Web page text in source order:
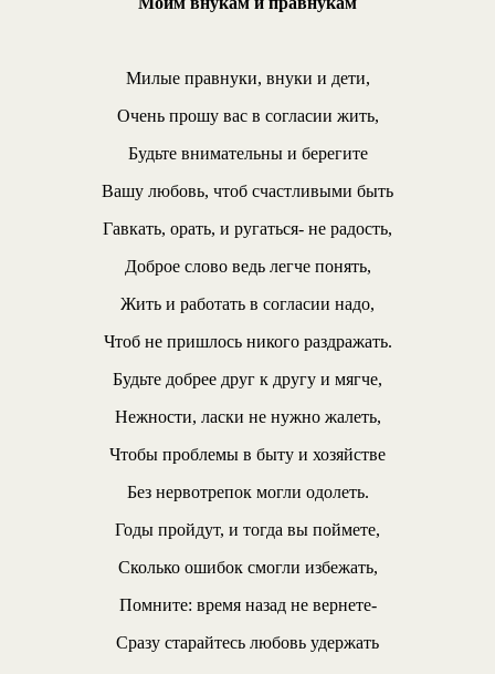
Милые правнуки, внуки и дети,
Очень прошу вас в согласии жить,
Будьте внимательны и берегите
Вашу любовь, чтоб счастливыми быть
Гавкать, орать, и ругаться- не радость,
Доброе слово ведь легче понять,
Жить и работать в согласии надо,
Чтоб не пришлось никого раздражать.
Будьте добрее друг к другу и мягче,
Нежности, ласки не нужно жалеть,
Чтобы проблемы в быту и хозяйстве
Без нервотрепок могли одолеть.
Годы пройдут, и тогда вы поймете,
Сколько ошибок смогли избежать,
Помните: время назад не вернете-
Сразу старайтесь любовь удержать